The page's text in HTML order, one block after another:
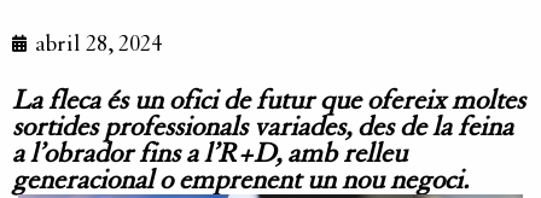
abril 28, 2024
La fleca és un ofici de futur que ofereix moltes
sortides professionals variades, des de la feina
a l’obrador fins a l’R+D, amb relleu
generacional o emprenent un nou negoci.